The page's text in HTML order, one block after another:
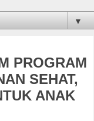
▼
PROGRAM
SEHAT,
ANAK